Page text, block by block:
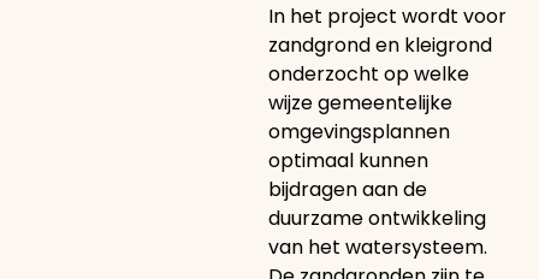
In het project wordt voor
zandgrond en kleigrond
onderzocht op welke
wijze gemeentelijke
omgevingsplannen
optimaal kunnen
bijdragen aan de
duurzame ontwikkeling
van het watersysteem.